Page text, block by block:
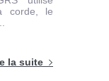
corde, le
la suite